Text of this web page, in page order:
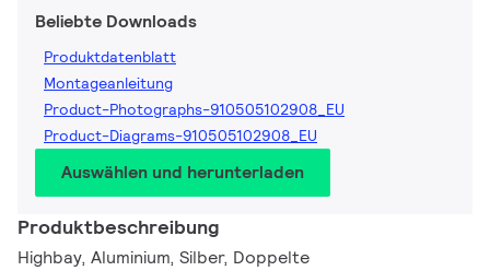
Beliebte Downloads
Produktdatenblatt
Montageanleitung
Product-Photographs-910505102908_EU
Product-Diagrams-910505102908_EU
Auswählen und herunterladen
Produktbeschreibung
Highbay, Aluminium, Silber, Doppelte